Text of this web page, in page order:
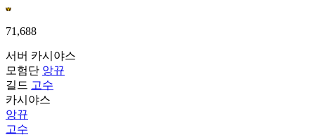
71,688
서버 카시야스
모험단 앙뀨
길드 고수
카시야스
앙뀨
고수